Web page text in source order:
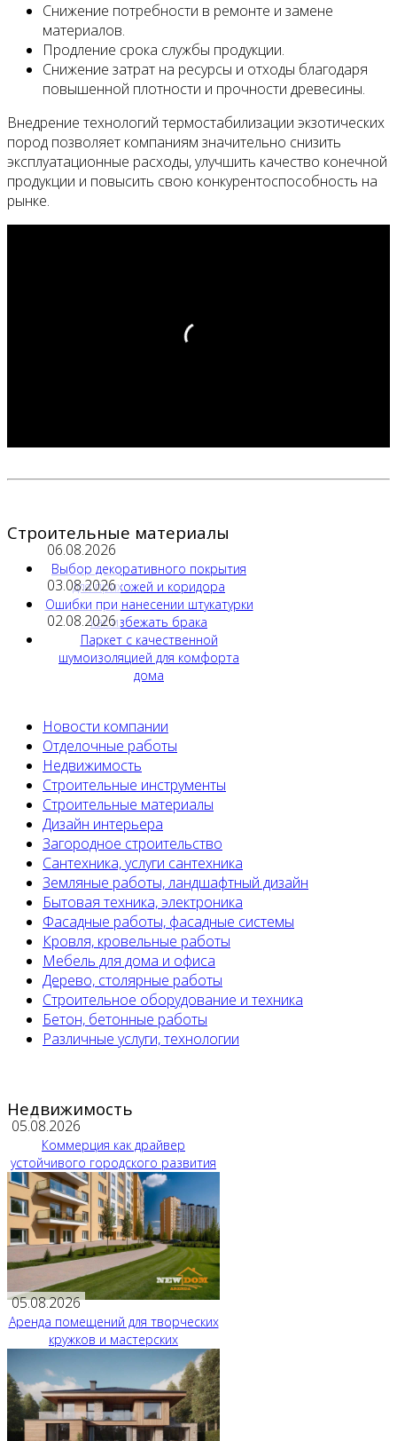
Снижение потребности в ремонте и замене
материалов.
Продление срока службы продукции.
Снижение затрат на ресурсы и отходы благодаря
повышенной плотности и прочности древесины.
Внедрение технологий термостабилизации экзотических
пород позволяет компаниям значительно снизить
эксплуатационные расходы, улучшить качество конечной
продукции и повысить свою конкурентоспособность на
рынке.
Строительные материалы
06.08.2026
Выбор декоративного покрытия
для прихожей и коридора
03.08.2026
Ошибки при нанесении штукатурки
как избежать брака
02.08.2026
Паркет с качественной
шумоизоляцией для комфорта
дома
Новости компании
Отделочные работы
Недвижимость
Строительные инструменты
Строительные материалы
Дизайн интерьера
Загородное строительство
Сантехника, услуги сантехника
Земляные работы, ландшафтный дизайн
Бытовая техника, электроника
Фасадные работы, фасадные системы
Кровля, кровельные работы
Мебель для дома и офиса
Дерево, столярные работы
Строительное оборудование и техника
Бетон, бетонные работы
Различные услуги, технологии
Недвижимость
05.08.2026
Коммерция как драйвер
устойчивого городского развития
05.08.2026
Аренда помещений для творческих
кружков и мастерских